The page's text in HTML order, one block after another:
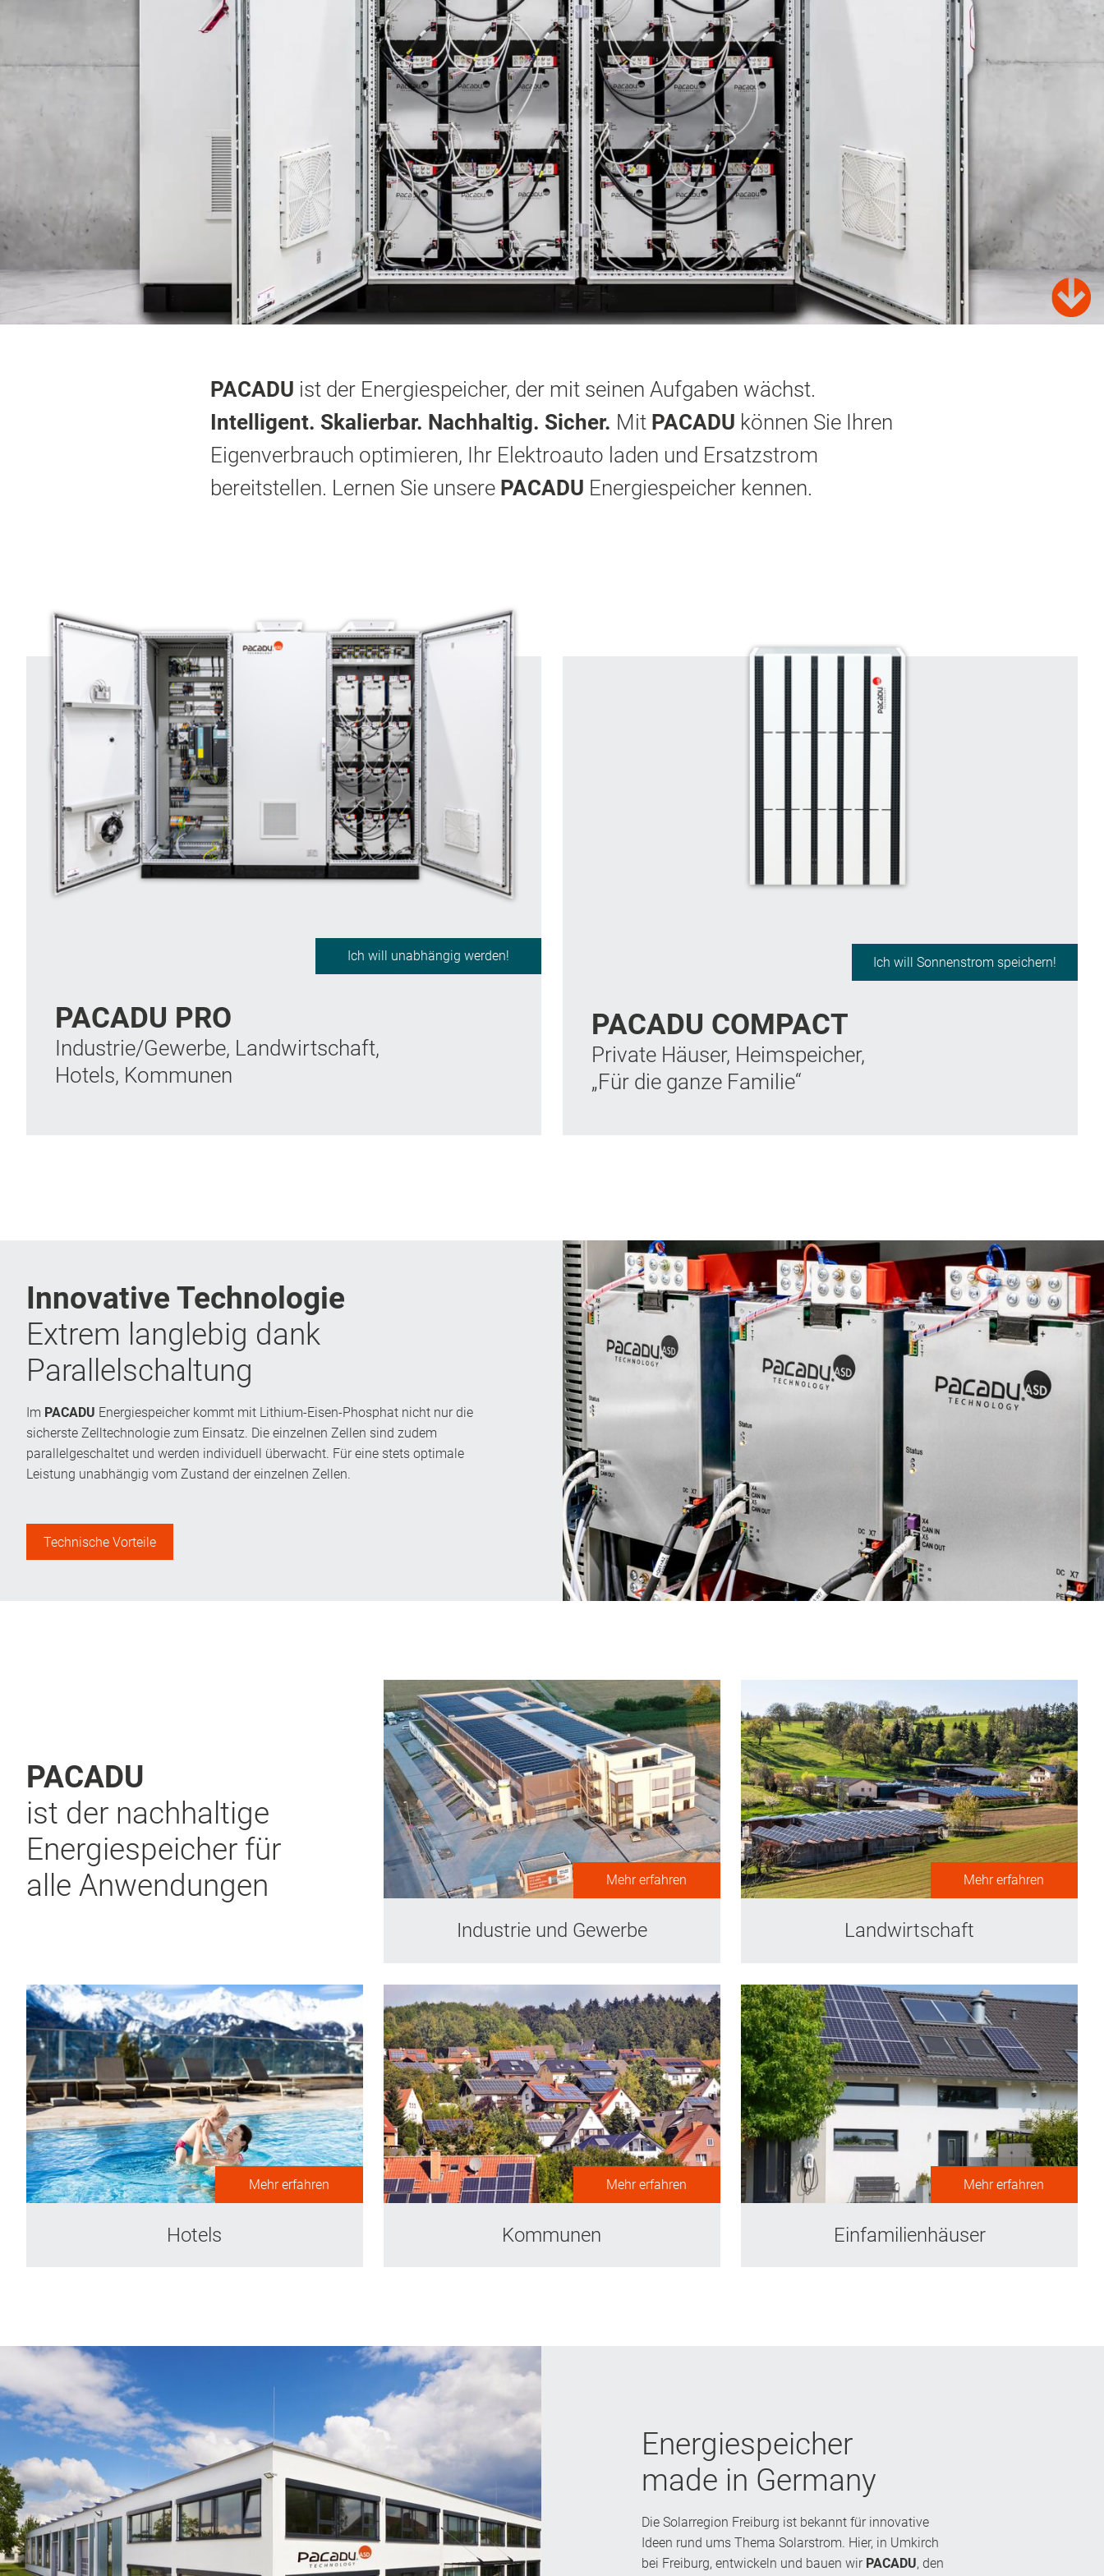
PACADU ist der Energiespeicher, der mit seinen Aufgaben wächst.
Intelligent. Skalierbar. Nachhaltig. Sicher. Mit PACADU können Sie Ihren
Eigenverbrauch optimieren, Ihr Elektroauto laden und Ersatzstrom
bereitstellen. Lernen Sie unsere PACADU Energiespeicher kennen.
Ich will unabhängig werden!
PACADU PRO
Industrie/Gewerbe, Landwirtschaft,
Hotels, Kommunen
Ich will Sonnenstrom speichern!
PACADU COMPACT
Private Häuser, Heimspeicher,
„Für die ganze Familie“
Innovative Technologie
Extrem langlebig dank
Parallelschaltung
Im PACADU Energiespeicher kommt mit Lithium-Eisen-Phosphat nicht nur die
sicherste Zelltechnologie zum Einsatz. Die einzelnen Zellen sind zudem
parallelgeschaltet und werden individuell überwacht. Für eine stets optimale
Leistung unabhängig vom Zustand der einzelnen Zellen.
Technische Vorteile
PACADU
ist der nach­haltige
Energie­speicher für
alle Anwen­dungen
Mehr erfahren
Industrie und Gewerbe
Mehr erfahren
Landwirtschaft
Mehr erfahren
Hotels
Mehr erfahren
Kommunen
Mehr erfahren
Einfamilienhäuser
Energiespeicher
made in Germany
Die Solarregion Freiburg ist bekannt für innovative
Ideen rund ums Thema Solarstrom. Hier, in Umkirch
bei Freiburg, entwickeln und bauen wir PACADU, den